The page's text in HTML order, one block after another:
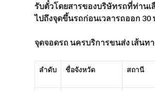
รับตั๋วโดยสารของบริษัทรถที่ท่านเ
ไปถึงจุดขึ้นรถก่อนเวลารถออก 30
จุดจอดรถ นครบริการขนส่ง เส้นท
ลำดับ ชื่อจังหวัด สถานี